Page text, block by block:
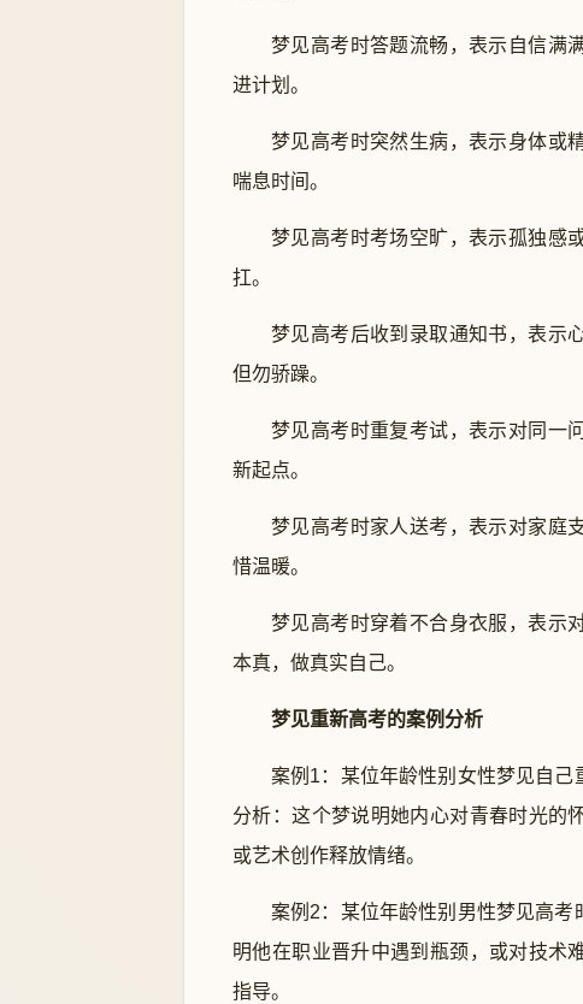
梦见高考时答题流畅，表示自信满
进计划。
梦见高考时突然生病，表示身体或
喘息时间。
梦见高考时考场空旷，表示孤独感
扛。
梦见高考后收到录取通知书，表示
但勿骄躁。
梦见高考时重复考试，表示对同一
新起点。
梦见高考时家人送考，表示对家庭
惜温暖。
梦见高考时穿着不合身衣服，表示
本真，做真实自己。
梦见重新高考的案例分析
案例1：某位年龄性别女性梦见自
分析：这个梦说明她内心对青春时光的
或艺术创作释放情绪。
案例2：某位年龄性别男性梦见高
明他在职业晋升中遇到瓶颈，或对技术
指导。